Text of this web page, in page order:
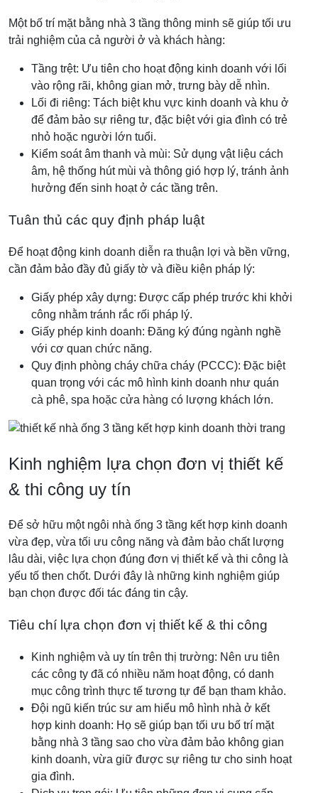
Một bố trí mặt bằng nhà 3 tầng thông minh sẽ giúp tối ưu
trải nghiệm của cả người ở và khách hàng:
Tầng trệt: Ưu tiên cho hoạt động kinh doanh với lối
vào rộng rãi, không gian mở, trưng bày dễ nhìn.
Lối đi riêng: Tách biệt khu vực kinh doanh và khu ở
để đảm bảo sự riêng tư, đặc biệt với gia đình có trẻ
nhỏ hoặc người lớn tuổi.
Kiểm soát âm thanh và mùi: Sử dụng vật liệu cách
âm, hệ thống hút mùi và thông gió hợp lý, tránh ảnh
hưởng đến sinh hoạt ở các tầng trên.
Tuân thủ các quy định pháp luật
Để hoạt động kinh doanh diễn ra thuận lợi và bền vững,
cần đảm bảo đầy đủ giấy tờ và điều kiện pháp lý:
Giấy phép xây dựng: Được cấp phép trước khi khởi
công nhằm tránh rắc rối pháp lý.
Giấy phép kinh doanh: Đăng ký đúng ngành nghề
với cơ quan chức năng.
Quy định phòng cháy chữa cháy (PCCC): Đặc biệt
quan trọng với các mô hình kinh doanh như quán
cà phê, spa hoặc cửa hàng có lượng khách lớn.
Kinh nghiệm lựa chọn đơn vị thiết kế
& thi công uy tín
Để sở hữu một ngôi nhà ống 3 tầng kết hợp kinh doanh
vừa đẹp, vừa tối ưu công năng và đảm bảo chất lượng
lâu dài, việc lựa chọn đúng đơn vị thiết kế và thi công là
yếu tố then chốt. Dưới đây là những kinh nghiệm giúp
bạn chọn được đối tác đáng tin cậy.
Tiêu chí lựa chọn đơn vị thiết kế & thi công
Kinh nghiệm và uy tín trên thị trường: Nên ưu tiên
các công ty đã có nhiều năm hoạt động, có danh
mục công trình thực tế tương tự để bạn tham khảo.
Đội ngũ kiến trúc sư am hiểu mô hình nhà ở kết
hợp kinh doanh: Họ sẽ giúp bạn tối ưu bố trí mặt
bằng nhà 3 tầng sao cho vừa đảm bảo không gian
kinh doanh, vừa giữ được sự riêng tư cho sinh hoạt
gia đình.